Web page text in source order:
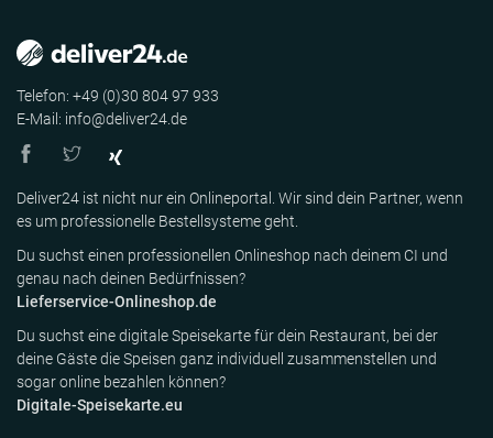
Telefon: +49 (0)30 804 97 933
E-Mail: info@deliver24.de
Deliver24 ist nicht nur ein Onlineportal. Wir sind dein Partner, wenn
es um professionelle Bestellsysteme geht.
Du suchst einen professionellen Onlineshop nach deinem CI und
genau nach deinen Bedürfnissen?
Lieferservice-Onlineshop.de
Du suchst eine digitale Speisekarte für dein Restaurant, bei der
deine Gäste die Speisen ganz individuell zusammenstellen und
sogar online bezahlen können?
Digitale-Speisekarte.eu